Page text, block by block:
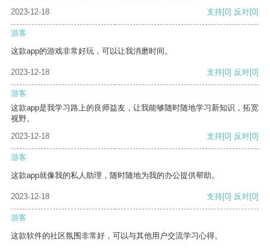
2023-12-18
支持[0] 反对[0]
游客
这款app的游戏非常好玩，可以让我消磨时间。
2023-12-18 支持[0] 反对[0]
游客
这款app是我学习路上的良师益友，让我能够随时随地学习新知识，拓宽
视野。
2023-12-18
支持[0] 反对[0]
游客
这款app就像我的私人助理，随时随地为我的办公提供帮助。
2023-12-18 支持[0] 反对[0]
游客
这款软件的社区氛围非常好，可以与其他用户交流学习心得。